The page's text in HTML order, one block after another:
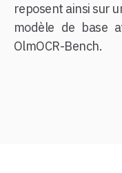
reposent ainsi sur
modèle de base
OlmOCR-Bench.